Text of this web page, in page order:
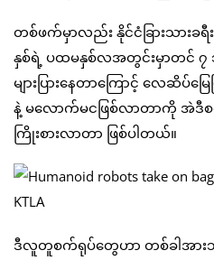
တစ်ဖက်မှာလည်း နိုင်ငံခြားသား
နှစ်ရဲ့ ပထမနှစ်လအတွင်းမှာတင် ၇
များပြားနေတာကြောင့် လေဆိပ်
နဲ့ မလောက်မငဖြစ်လာတာကို အဲဒီ
ကြိုးစားလာတာ ဖြစ်ပါတယ်။
ဒီလူတူစက်ရုပ်တွေဟာ တစ်ခါအားသွ